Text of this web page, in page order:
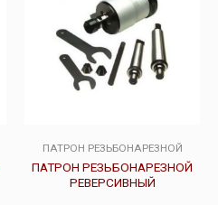
ПАТРОН РЕЗЬБОНАРЕЗНОЙ
ПАТРОН РЕЗЬБОНАРЕЗНОЙ
РЕВЕРСИВНЫЙ